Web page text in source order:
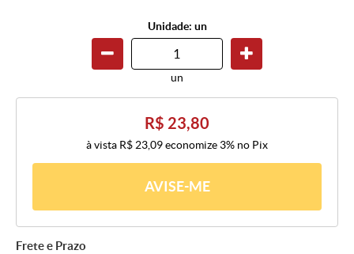
Unidade: un
un
R$ 23,80
à vista R$ 23,09economize 3% no Pix
AVISE-ME
Frete e Prazo